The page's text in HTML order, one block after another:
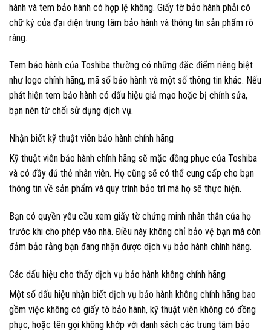
hành và tem bảo hành có hợp lệ không. Giấy tờ bảo hành phải có
chữ ký của đại diện trung tâm bảo hành và thông tin sản phẩm rõ
ràng.
Tem bảo hành của Toshiba thường có những đặc điểm riêng biệt
như logo chính hãng, mã số bảo hành và một số thông tin khác. Nếu
phát hiện tem bảo hành có dấu hiệu giả mạo hoặc bị chỉnh sửa,
bạn nên từ chối sử dụng dịch vụ.
Nhận biết kỹ thuật viên bảo hành chính hãng
Kỹ thuật viên bảo hành chính hãng sẽ mặc đồng phục của Toshiba
và có đầy đủ thẻ nhân viên. Họ cũng sẽ có thể cung cấp cho bạn
thông tin về sản phẩm và quy trình bảo trì mà họ sẽ thực hiện.
Bạn có quyền yêu cầu xem giấy tờ chứng minh nhân thân của họ
trước khi cho phép vào nhà. Điều này không chỉ bảo vệ bạn mà còn
đảm bảo rằng bạn đang nhận được dịch vụ bảo hành chính hãng.
Các dấu hiệu cho thấy dịch vụ bảo hành không chính hãng
Một số dấu hiệu nhận biết dịch vụ bảo hành không chính hãng bao
gồm việc không có giấy tờ bảo hành, kỹ thuật viên không có đồng
phục, hoặc tên gọi không khớp với danh sách các trung tâm bảo